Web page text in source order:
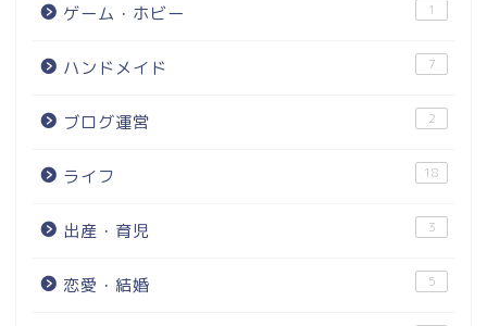
ゲーム・ホビー 1
ハンドメイド 7
ブログ運営 2
ライフ 18
出産・育児 3
恋愛・結婚 5